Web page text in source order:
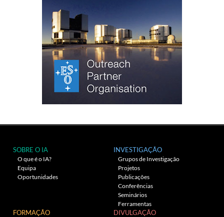
SOBRE O IA
O que é o IA?
Equipa
Oportunidades
INVESTIGAÇÃO
Grupos de Investigação
Projetos
Publicações
Conferências
Seminários
Ferramentas
FORMAÇÃO DIVULGAÇÃO